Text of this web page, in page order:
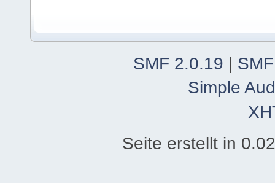
SMF 2.0.19 |
Simple
Seite erstellt in